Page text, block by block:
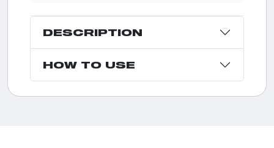
DESCRIPTION
HOW TO USE